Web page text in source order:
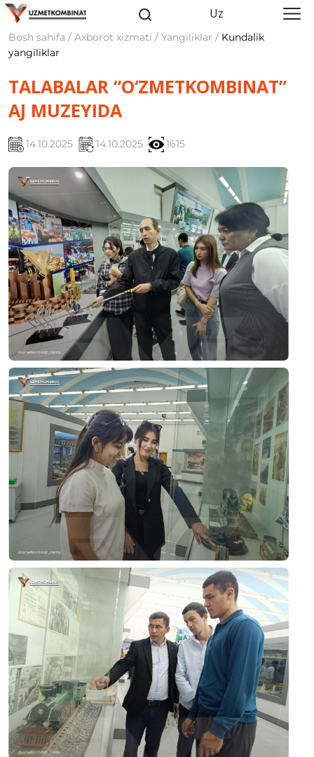
Uz
Bosh sahifa / Axborot xizmati / Yangiliklar / Kundalik
yangiliklar
TALABALAR “O‘ZMETKOMBINAT”
AJ MUZEYIDA
14.10.2025 14.10.2025 1615